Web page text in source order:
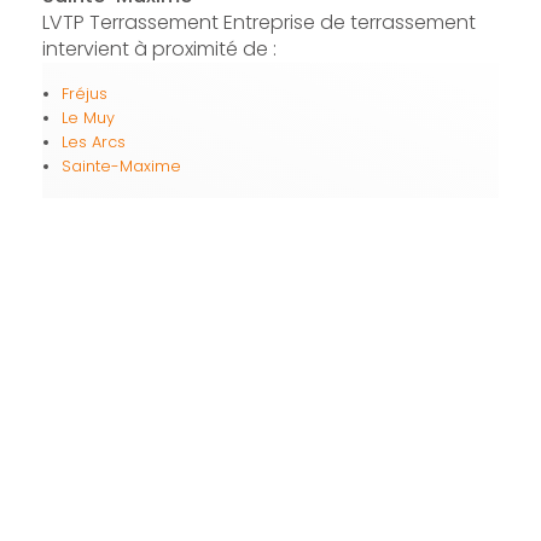
LVTP Terrassement Entreprise de terrassement
intervient à proximité de :
Fréjus
Le Muy
Les Arcs
Sainte-Maxime